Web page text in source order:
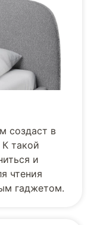
создаст в
такой
и
чтения
гаджетом.